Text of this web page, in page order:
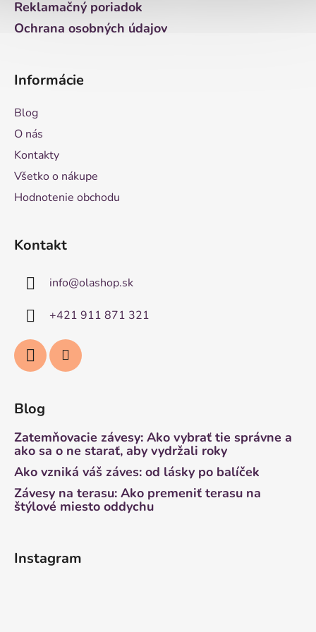
Reklamačný poriadok
Ochrana osobných údajov
Informácie
Blog
O nás
Kontakty
Všetko o nákupe
Hodnotenie obchodu
Kontakt
info@olashop.sk
+421 911 871 321
Blog
Zatemňovacie závesy: Ako vybrať tie správne a
ako sa o ne starať, aby vydržali roky
Ako vzniká váš záves: od lásky po balíček
Závesy na terasu: Ako premeniť terasu na
štýlové miesto oddychu
Instagram